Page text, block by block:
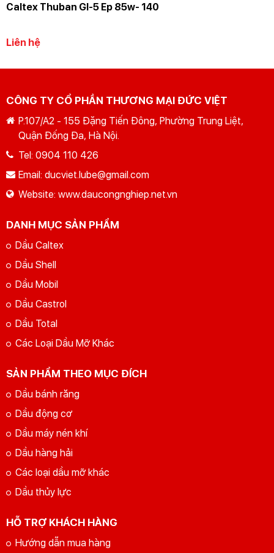
Caltex Thuban Gl-5 Ep 85w- 140
Liên hệ
CÔNG TY CỔ PHẦN THƯƠNG MẠI ĐỨC VIỆT
P.107/A2 - 155 Đặng Tiến Đông, Phường Trung Liệt,
Quận Đống Đa, Hà Nội.
Tel: 0904 110 426
Email: ducviet.lube@gmail.com
Website: www.daucongnghiep.net.vn
DANH MỤC SẢN PHẨM
Dầu Caltex
Dầu Shell
Dầu Mobil
Dầu Castrol
Dầu Total
Các Loại Dầu Mỡ Khác
SẢN PHẨM THEO MỤC ĐÍCH
Dầu bánh răng
Dầu động cơ
Dầu máy nén khí
Dầu hàng hải
Các loại dầu mỡ khác
Dầu thủy lực
HỖ TRỢ KHÁCH HÀNG
Hướng dẫn mua hàng